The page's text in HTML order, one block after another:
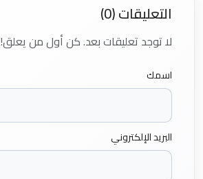
التعليقات (0)
لا توجد تعليقات بعد. كن أول من يعلق!
اسمك
البريد الإلكتروني